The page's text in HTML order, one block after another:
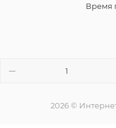
Время
2026 ©